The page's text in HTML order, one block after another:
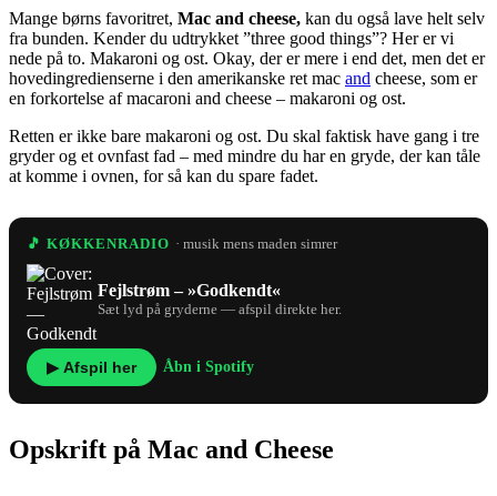
Mange børns favoritret, Mac and cheese, kan du også lave helt selv
fra bunden. Kender du udtrykket ”three good things”? Her er vi
nede på to. Makaroni og ost. Okay, der er mere i end det, men det er
hovedingredienserne i den amerikanske ret mac and cheese, som er
en forkortelse af macaroni and cheese – makaroni og ost.
Retten er ikke bare makaroni og ost. Du skal faktisk have gang i tre
gryder og et ovnfast fad – med mindre du har en gryde, der kan tåle
at komme i ovnen, for så kan du spare fadet.
🎵 KØKKENRADIO · musik mens maden simrer
Fejlstrøm – »Godkendt«
Sæt lyd på gryderne — afspil direkte her.
▶ Afspil her Åbn i Spotify
Opskrift på Mac and Cheese